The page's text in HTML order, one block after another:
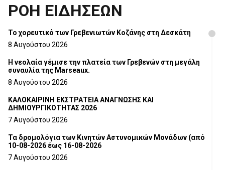
ΡΟΗ ΕΙΔΗΣΕΩΝ
Το χορευτικό των Γρεβενιωτών Κοζάνης στη Δεσκάτη
8 Αυγούστου 2026
Η νεολαία γέμισε την πλατεία των Γρεβενών στη μεγάλη
συναυλία της Marseaux.
8 Αυγούστου 2026
ΚΑΛΟΚΑΙΡΙΝΗ ΕΚΣΤΡΑΤΕΙΑ ΑΝΑΓΝΩΣΗΣ ΚΑΙ
ΔΗΜΙΟΥΡΓΙΚΟΤΗΤΑΣ 2026
7 Αυγούστου 2026
Τα δρομολόγια των Κινητών Αστυνομικών Μονάδων (από
10-08-2026 έως 16-08-2026
7 Αυγούστου 2026